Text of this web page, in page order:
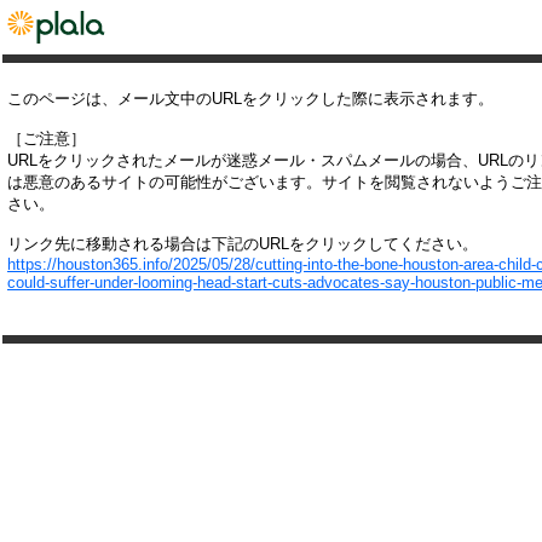
このページは、メール文中のURLをクリックした際に表示されます。
［ご注意］
URLをクリックされたメールが迷惑メール・スパムメールの場合、URLの
は悪意のあるサイトの可能性がございます。サイトを閲覧されないようご
さい。
リンク先に移動される場合は下記のURLをクリックしてください。
https://houston365.info/2025/05/28/cutting-into-the-bone-houston-area-child-
could-suffer-under-looming-head-start-cuts-advocates-say-houston-public-